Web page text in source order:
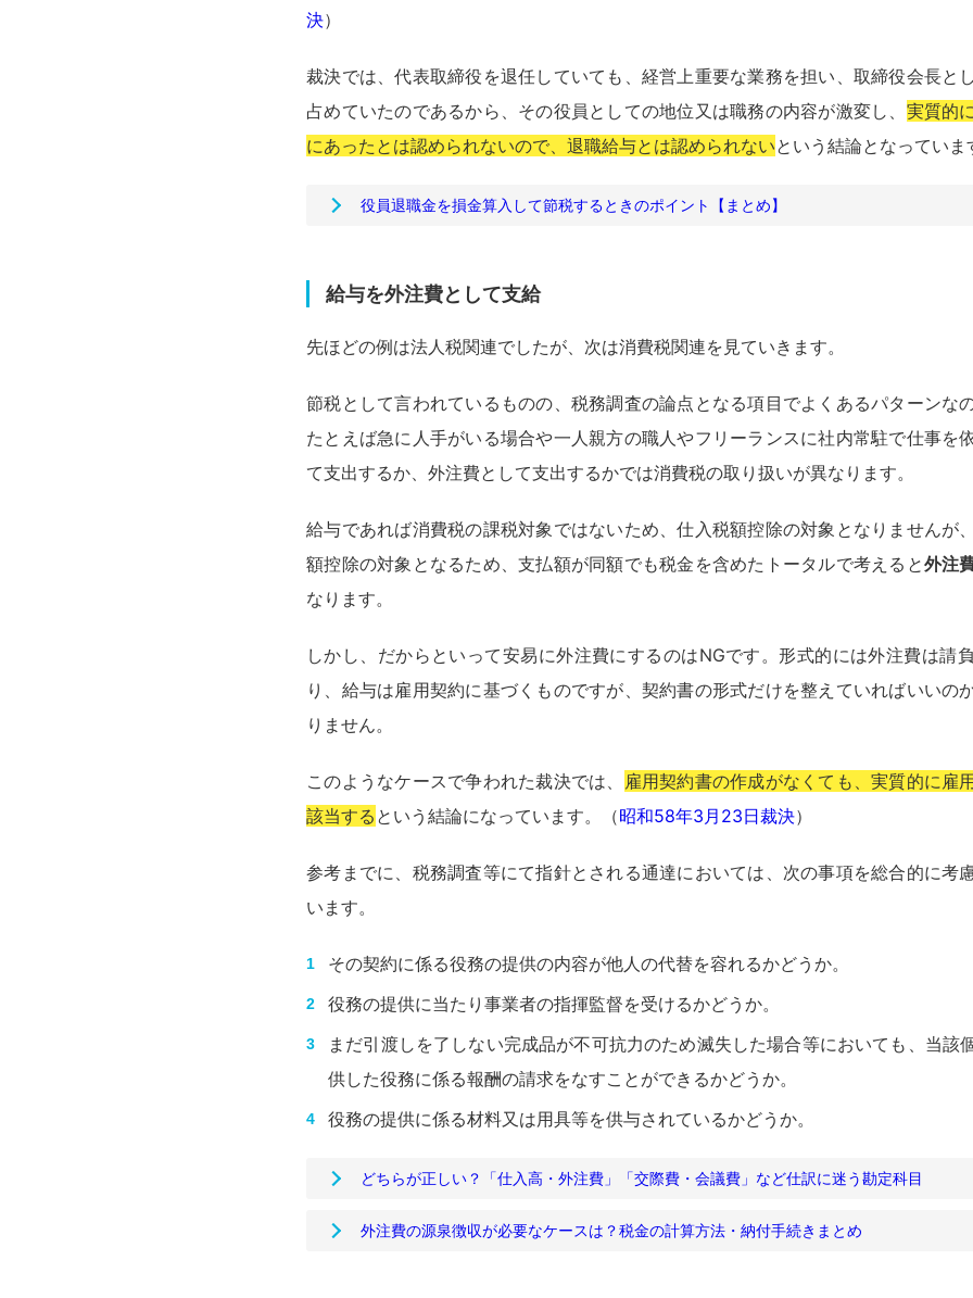
決）
裁決では、代表取締役を退任していても、経営上重要な業務を担い、取締役会長と
占めていたのであるから、その役員としての地位又は職務の内容が激変し、 実質的
にあったとは認められないので、退職給与とは認められないという結論となっていま
役員退職金を損金算入して節税するときのポイント【まとめ】
給与を外注費として支給
先ほどの例は法人税関連でしたが、次は消費税関連を見ていきます。
節税として言われているものの、税務調査の論点となる項目でよくあるパターンな
たとえば急に人手がいる場合や一人親方の職人やフリーランスに社内常駐で仕事を
て支出するか、外注費として支出するかでは消費税の取り扱いが異なります。
給与であれば消費税の課税対象ではないため、仕入税額控除の対象となりませんが
額控除の対象となるため、支払額が同額でも税金を含めたトータルで考えると外注
なります。
しかし、だからといって安易に外注費にするのはNGです。形式的には外注費は請
り、給与は雇用契約に基づくものですが、契約書の形式だけを整えていればいいの
りません。
このようなケースで争われた裁決では、
雇用契約書の作成がなくても、実質的に雇
該当する という結論になっています。（昭和58年3月23日裁決）
参考までに、税務調査等にて指針とされる通達においては、次の事項を総合的に考
います。
その契約に係る役務の提供の内容が他人の代替を容れるかどうか。
役務の提供に当たり事業者の指揮監督を受けるかどうか。
まだ引渡しを了しない完成品が不可抗力のため滅失した場合等においても、当該
供した役務に係る報酬の請求をなすことができるかどうか。
役務の提供に係る材料又は用具等を供与されているかどうか。
どちらが正しい？「仕入高・外注費」「交際費・会議費」など仕訳に迷う勘定科目
外注費の源泉徴収が必要なケースは？税金の計算方法・納付手続きまとめ